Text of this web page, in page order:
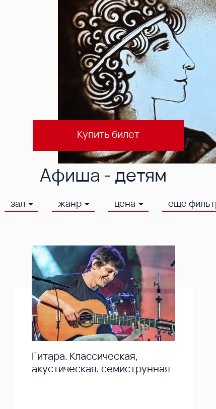
Купить билет
Афиша - детям
зал жанр цена еще
Гитара. Классическая,
акустическая, семиструнная